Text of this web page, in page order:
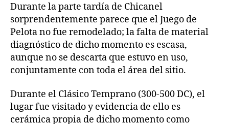
Durante la parte tardía de Chicanel
sorprendentemente parece que el Juego de
Pelota no fue remodelado; la falta de material
diagnóstico de dicho momento es escasa,
aunque no se descarta que estuvo en uso,
conjuntamente con toda el área del sitio.
Durante el Clásico Temprano (300-500 DC), el
lugar fue visitado y evidencia de ello es
cerámica propia de dicho momento como